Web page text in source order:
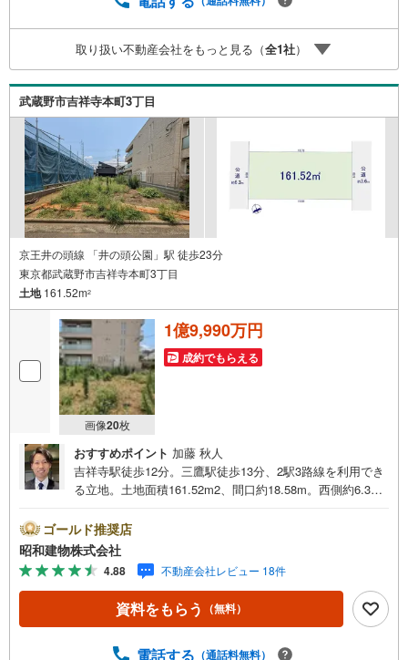
お気軽にお問い合わせください。 営業時間: 9:00 - 20:
00
取り扱い不動産会社をもっと見る（全1社）
武蔵野市吉祥寺本町3丁目
京王井の頭線 「井の頭公園」駅 徒歩23分
東京都武蔵野市吉祥寺本町3丁目
土地161.52m2
画像20枚
1億9,990万円
成約でもらえる
おすすめポイント 加藤 秋人
吉祥寺駅徒歩12分。三鷹駅徒歩13分、2駅3路線を利用でき
る立地。土地面積161.52m2、間口約18.58m。西側約6.3m
ためお好きなプランで建築可能。吉祥寺駅徒歩12分。三鷹
駅徒歩13分、2駅3路線を利用できる立地。 ・・・地域密着
昭和建物です・・・ 西荻窪に創業44年、地域密着の不動
産会社です。 不動産購入、買換えには、不安がつきも
の。 物件の選定や住宅ローンはもちろん地域密着だからこ
その情報をお伝え、ご提案いたします。 お気軽にご相
しております。 同じ立地、同じ建物は存在しません。唯一
ゴールド推奨店
昭和建物株式会社
4.88 不動産会社レビュー 18件
資料をもらう （無料）
電話する （通話料無料）